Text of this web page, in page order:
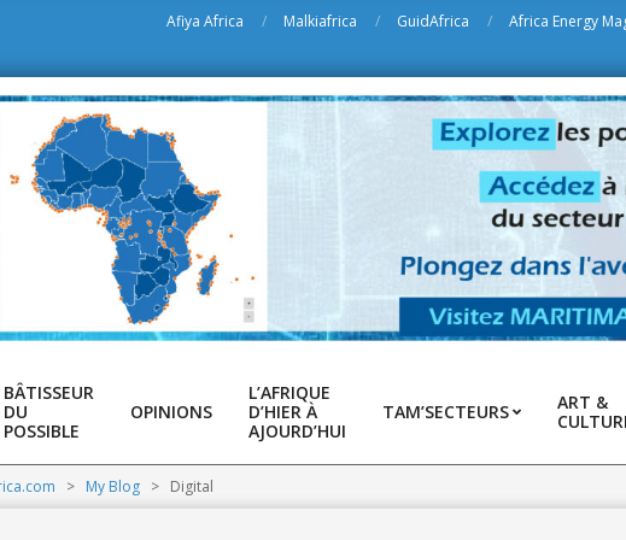
Afiya Africa Malkiafrica GuidAfrica Africa Energy
BÂTISSEUR
DU
POSSIBLE
OPINIONS
L’AFRIQUE
D’HIER À
AJOURD’HUI
TAM’SECTEURS
ART &
> My Blog > Digital